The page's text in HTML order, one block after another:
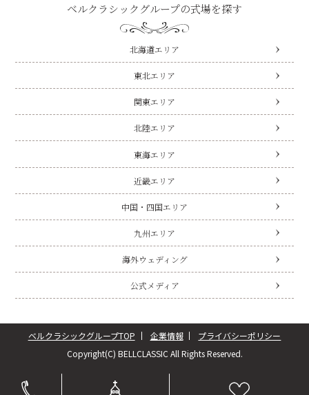
ベルクラシックグループの式場を探す
北海道エリア
東北エリア
関東エリア
北陸エリア
東海エリア
近畿エリア
中国・四国エリア
九州エリア
海外ウェディング
公式メディア
ベルクラシックグループTOP 企業情報
プライバシーポリシー
Copyright(C) BELLCLASSIC All Rights Reserved.